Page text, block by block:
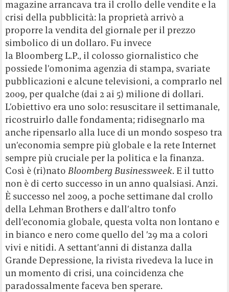
magazine arrancava tra il crollo delle vendite e la
crisi della pubblicità: la proprietà arrivò a
proporre la vendita del giornale per il prezzo
simbolico di un dollaro. Fu invece
la Bloomberg L.P., il colosso giornalistico che
possiede l’omonima agenzia di stampa, svariate
pubblicazioni e alcune televisioni, a comprarlo nel
2009, per qualche (dai 2 ai 5) milione di dollari.
L’obiettivo era uno solo: resuscitare il settimanale,
ricostruirlo dalle fondamenta; ridisegnarlo ma
anche ripensarlo alla luce di un mondo sospeso tra
un’economia sempre più globale e la rete Internet
sempre più cruciale per la politica e la finanza.
Così è (ri)natoBloomberg Businessweek. E il tutto
non è di certo successo in un anno qualsiasi. Anzi.
È successo nel 2009, a poche settimane dal crollo
della Lehman Brothers e dall’altro tonfo
dell’economia globale, questa volta non lontano e
in bianco e nero come quello del ’29 ma a colori
vivi e nitidi. A settant’anni di distanza dalla
Grande Depressione, la rivista rivedeva la luce in
un momento di crisi, una coincidenza che
paradossalmente faceva ben sperare.